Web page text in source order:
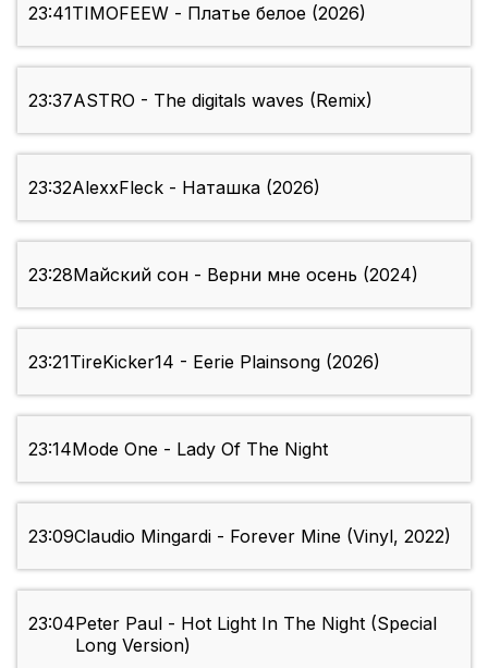
23:41TIMOFEEW - Платье белое (2026)
23:37ASTRO - The digitals waves (Remix)
23:32AlexxFleck - Наташка (2026)
23:28Майский сон - Верни мне осень (2024)
23:21TireKicker14 - Eerie Plainsong (2026)
23:14Mode One - Lady Of The Night
23:09Claudio Mingardi - Forever Mine (Vinyl, 2022)
23:04Peter Paul - Hot Light In The Night (Special
Long Version)